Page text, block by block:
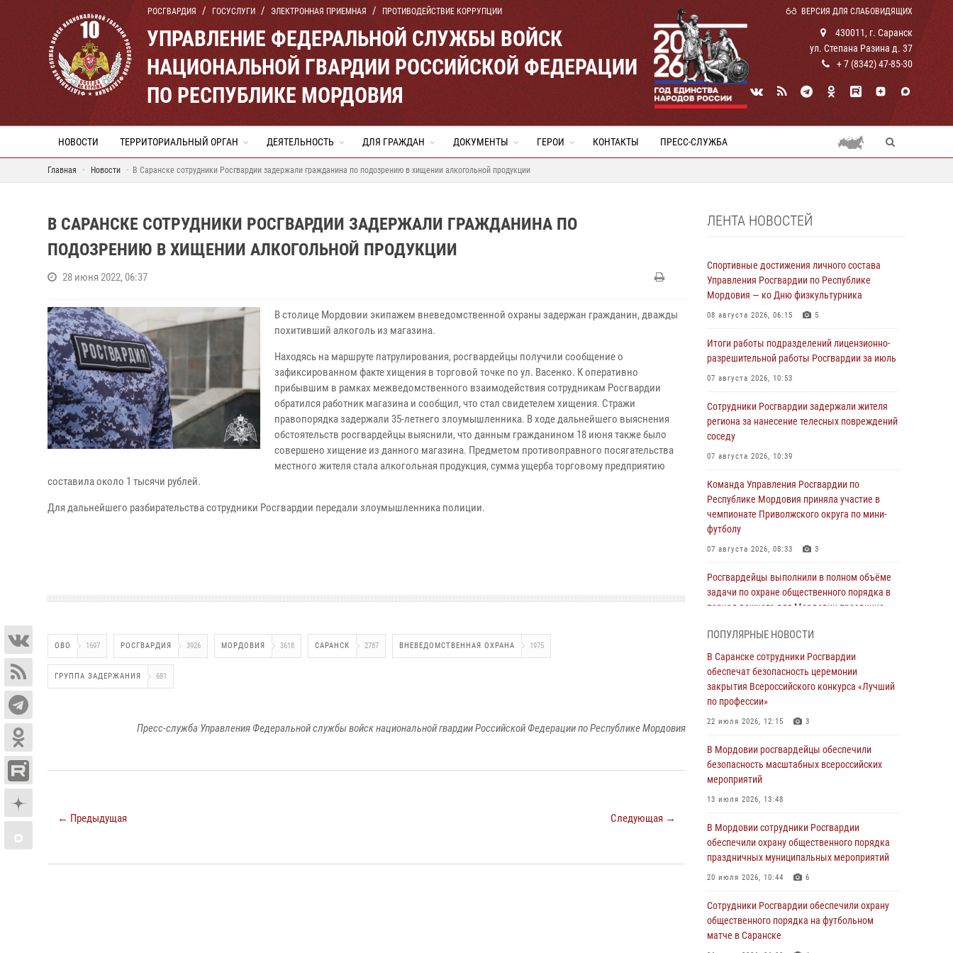
РОСГВАРДИЯ ГОСУСЛУГИ ЭЛЕКТРОННАЯ ПРИЕМНАЯ ПРОТИВОДЕЙСТВИЕ КОРРУПЦИИ ВЕРСИЯ ДЛЯ СЛАБОВИДЯЩИХ
УПРАВЛЕНИЕ ФЕДЕРАЛЬНОЙ СЛУЖБЫ ВОЙСК
НАЦИОНАЛЬНОЙ ГВАРДИИ РОССИЙСКОЙ ФЕДЕРАЦИИ
ПО РЕСПУБЛИКЕ МОРДОВИЯ
430011, г. Саранск
ул. Степана Разина д. 37
+ 7 (8342) 47-85-30
НОВОСТИ ТЕРРИТОРИАЛЬНЫЙ ОРГАН ДЕЯТЕЛЬНОСТЬ ДЛЯ ГРАЖДАН ДОКУМЕНТЫ ГЕРОИ КОНТАКТЫ ПРЕСС-СЛУЖБА
Главная Новости В Саранске сотрудники Росгвардии задержали гражданина по подозрению в хищении алкогольной продукции
В САРАНСКЕ СОТРУДНИКИ РОСГВАРДИИ ЗАДЕРЖАЛИ ГРАЖДАНИНА ПО
ПОДОЗРЕНИЮ В ХИЩЕНИИ АЛКОГОЛЬНОЙ ПРОДУКЦИИ
28 июня 2022, 06:37
В столице Мордовии экипажем вневедомственной охраны задержан гражданин, дважды
похитивший алкоголь из магазина.
Находясь на маршруте патрулирования, росгвардейцы получили сообщение о
зафиксированном факте хищения в торговой точке по ул. Васенко. К оперативно
прибывшим в рамках межведомственного взаимодействия сотрудникам Росгвардии
обратился работник магазина и сообщил, что стал свидетелем хищения. Стражи
правопорядка задержали 35-летнего злоумышленника. В ходе дальнейшего выяснения
обстоятельств росгвардейцы выяснили, что данным гражданином 18 июня также было
совершено хищение из данного магазина. Предметом противоправного посягательства
местного жителя стала алкогольная продукция, сумма ущерба торговому предприятию
составила около 1 тысячи рублей.
Для дальнейшего разбирательства сотрудники Росгвардии передали злоумышленника полиции.
ОВО 1697 РОСГВАРДИЯ 3926 МОРДОВИЯ 3618 САРАНСК 2787 ВНЕВЕДОМСТВЕННАЯ ОХРАНА 1975
ГРУППА ЗАДЕРЖАНИЯ 681
Пресс-служба Управления Федеральной службы войск национальной гвардии Российской Федерации по Республике Мордовия
← Предыдущая Следующая →
ЛЕНТА НОВОСТЕЙ
Спортивные достижения личного состава
Управления Росгвардии по Республике
Мордовия — ко Дню физкультурника
08 августа 2026, 06:15 5
Итоги работы подразделений лицензионно-
разрешительной работы Росгвардии за июль
07 августа 2026, 10:53
Сотрудники Росгвардии задержали жителя
региона за нанесение телесных повреждений
соседу
07 августа 2026, 10:39
Команда Управления Росгвардии по
Республике Мордовия приняла участие в
чемпионате Приволжского округа по мини-
футболу
07 августа 2026, 08:33 3
Росгвардейцы выполнили в полном объёме
задачи по охране общественного порядка в
период важного для Мордовии праздника
В Мордовии руководство и личный состав
Росгвардии приняли участие в празднествах,
посвящённых 25-летию канонизации Фёдора
Ушакова
06 августа 2026, 08:14
В Саранске сотрудники Росгвардии
задержали дебошира, повредившего
имущество в кафе
06 августа 2026, 07:03
В Саранске по обращению жителей
правоохранители отреагировали
незамедлительно
05 августа 2026, 15:04
В Саранске сотрудники Росгвардии
задержали мужчину, подозреваемого в
причинении телесных повреждений супруге
ПОПУЛЯРНЫЕ НОВОСТИ
В Саранске сотрудники Росгвардии
обеспечат безопасность церемонии
закрытия Всероссийского конкурса «Лучший
по профессии»
22 июля 2026, 12:15 3
В Мордовии росгвардейцы обеспечили
безопасность масштабных всероссийских
мероприятий
13 июля 2026, 13:48
В Мордовии сотрудники Росгвардии
обеспечили охрану общественного порядка
праздничных муниципальных мероприятий
20 июля 2026, 10:44 6
Сотрудники Росгвардии обеспечили охрану
общественного порядка на футбольном
матче в Саранске